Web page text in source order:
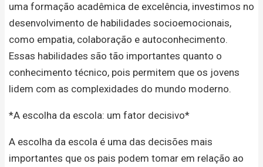
uma formação acadêmica de excelência, investimos no
desenvolvimento de habilidades socioemocionais,
como empatia, colaboração e autoconhecimento.
Essas habilidades são tão importantes quanto o
conhecimento técnico, pois permitem que os jovens
lidem com as complexidades do mundo moderno.
*A escolha da escola: um fator decisivo*
A escolha da escola é uma das decisões mais
importantes que os pais podem tomar em relação ao